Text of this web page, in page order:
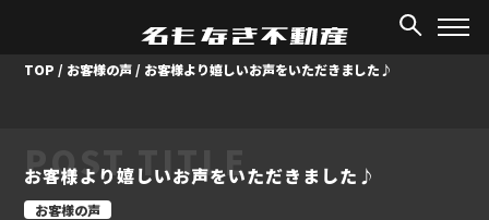
TOP / お客様の声 / お客様より嬉しいお声をいただきました♪
POST TITLE
お客様より嬉しいお声をいただきました♪
お客様の声